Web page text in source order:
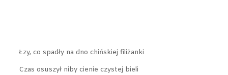
Łzy, co spadły na dno chińskiej filiżanki
Czas osuszył niby cienie czystej bieli